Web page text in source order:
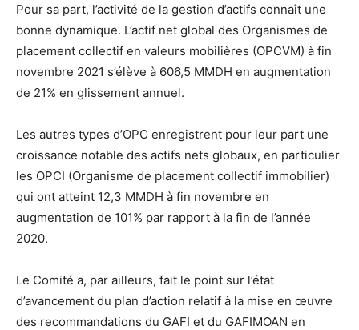
Pour sa part, l’activité de la gestion d’actifs connaît une
bonne dynamique. L’actif net global des Organismes de
placement collectif en valeurs mobilières (OPCVM) à fin
novembre 2021 s’élève à 606,5 MMDH en augmentation
de 21% en glissement annuel.
Les autres types d’OPC enregistrent pour leur part une
croissance notable des actifs nets globaux, en particulier
les OPCI (Organisme de placement collectif immobilier)
qui ont atteint 12,3 MMDH à fin novembre en
augmentation de 101% par rapport à la fin de l’année
2020.
Le Comité a, par ailleurs, fait le point sur l’état
d’avancement du plan d’action relatif à la mise en œuvre
des recommandations du GAFI et du GAFIMOAN en